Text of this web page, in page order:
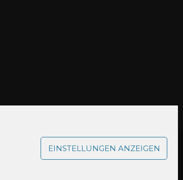
EINSTELLUNGEN ANZEIGEN